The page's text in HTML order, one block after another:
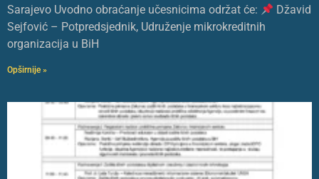
Sarajevo Uvodno obraćanje učesnicima održat će:
Džavid
Sejfović – Potpredsjednik, Udruženje mikrokreditnih
organizacija u BiH
Opširnije »